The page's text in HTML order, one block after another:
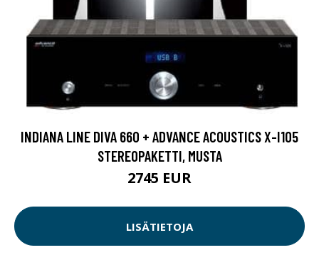
INDIANA LINE DIVA 660 + ADVANCE ACOUSTICS X-I105
STEREOPAKETTI, MUSTA
2745 EUR
LISÄTIETOJA